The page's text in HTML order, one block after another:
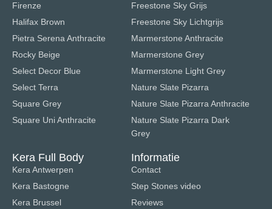
Firenze
Halifax Brown
Pietra Serena Anthracite
Rocky Beige
Select Decor Blue
Select Terra
Square Grey
Square Uni Anthracite
Freestone Sky Grijs
Freestone Sky Lichtgrijs
Marmerstone Anthracite
Marmerstone Grey
Marmerstone Light Grey
Nature Slate Pizarra
Nature Slate Pizarra Anthracite
Nature Slate Pizarra Dark
Grey
Kera Full Body
Kera Antwerpen
Kera Bastogne
Kera Brussel
Informatie
Contact
Step Stones video
Reviews